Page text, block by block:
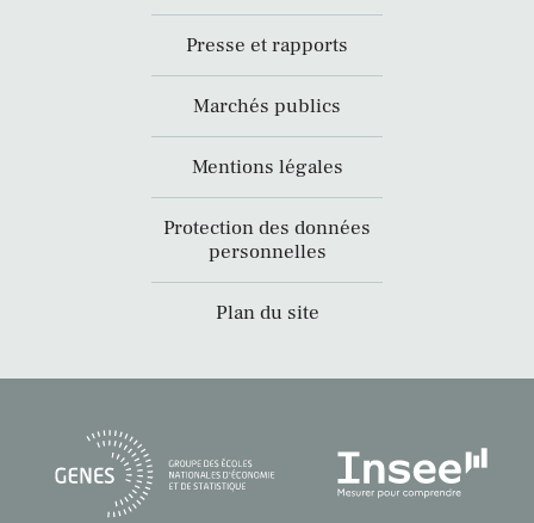
Presse et rapports
Marchés publics
Mentions légales
Protection des données
personnelles
Plan du site